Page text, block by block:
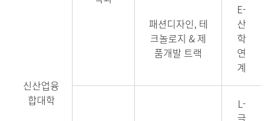
신산업융
합대학
패션디자인, 테
크놀로지 & 제
품개발 트랙
E-
산
학
연
계
L-
글